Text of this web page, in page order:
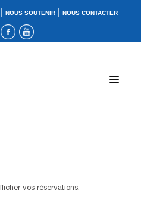
NOUS SOUTENIR| NOUS CONTACTER
vos réservations.